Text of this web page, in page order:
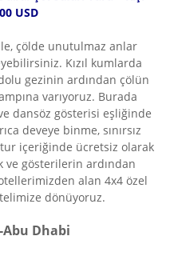
USD
çölde unutulmaz anlar
Kızıl kumlarda
gezinin ardından çölün
varıyoruz. Burada
dansöz gösterisi eşliğinde
deveye binme, sınırsız
içeriğinde ücretsiz olarak
gösterilerin ardından
alan 4x4 özel
dönüyoruz.
Dhabi